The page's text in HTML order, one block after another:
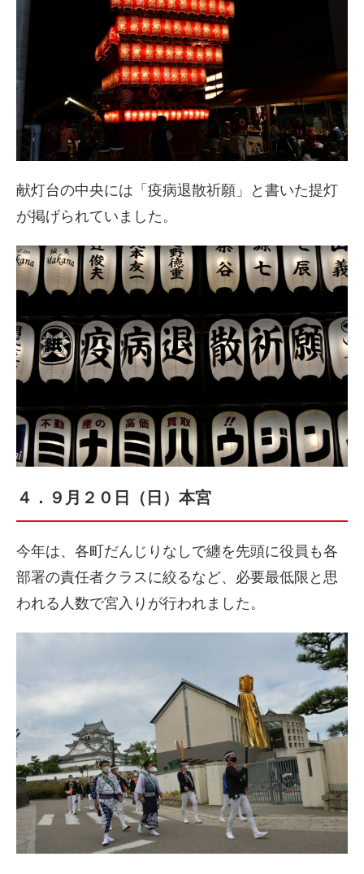
献灯台の中央には「疫病退散祈願」と書いた提灯
が掲げられていました。
４．９月２０日（日）本宮
今年は、各町だんじりなしで纏を先頭に役員も各
部署の責任者クラスに絞るなど、必要最低限と思
われる人数で宮入りが行われました。